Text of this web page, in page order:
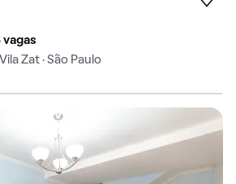
vagas
Zat · São Paulo